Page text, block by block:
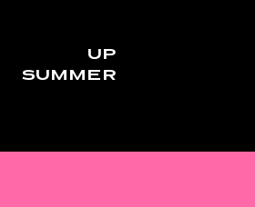
UP
SUMMER